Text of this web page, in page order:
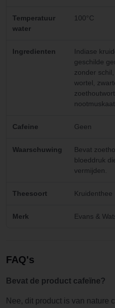
Temperatuur
water
100°C
Ingredienten
Indiase
geschilde
zonder
wortel,
nootmuskaat
Cafeine Geen
Waarschuwing
Bevat
bloeddruk
vermijden.
Theesoort Kruidenthee
Merk Evans &
FAQ's
Bevat de product cafeïne?
Nee, dit product is van nature